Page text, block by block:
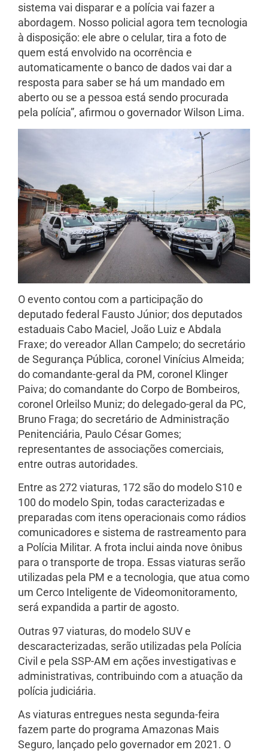
sistema vai disparar e a polícia vai fazer a
abordagem. Nosso policial agora tem tecnologia
à disposição: ele abre o celular, tira a foto de
quem está envolvido na ocorrência e
automaticamente o banco de dados vai dar a
resposta para saber se há um mandado em
aberto ou se a pessoa está sendo procurada
pela polícia”, afirmou o governador Wilson Lima.
O evento contou com a participação do
deputado federal Fausto Júnior; dos deputados
estaduais Cabo Maciel, João Luiz e Abdala
Fraxe; do vereador Allan Campelo; do secretário
de Segurança Pública, coronel Vinícius Almeida;
do comandante-geral da PM, coronel Klinger
Paiva; do comandante do Corpo de Bombeiros,
coronel Orleilso Muniz; do delegado-geral da PC,
Bruno Fraga; do secretário de Administração
Penitenciária, Paulo César Gomes;
representantes de associações comerciais,
entre outras autoridades.
Entre as 272 viaturas, 172 são do modelo S10 e
100 do modelo Spin, todas caracterizadas e
preparadas com itens operacionais como rádios
comunicadores e sistema de rastreamento para
a Polícia Militar. A frota inclui ainda nove ônibus
para o transporte de tropa. Essas viaturas serão
utilizadas pela PM e a tecnologia, que atua como
um Cerco Inteligente de Videomonitoramento,
será expandida a partir de agosto.
Outras 97 viaturas, do modelo SUV e
descaracterizadas, serão utilizadas pela Polícia
Civil e pela SSP-AM em ações investigativas e
administrativas, contribuindo com a atuação da
polícia judiciária.
As viaturas entregues nesta segunda-feira
fazem parte do programa Amazonas Mais
Seguro, lançado pelo governador em 2021. O